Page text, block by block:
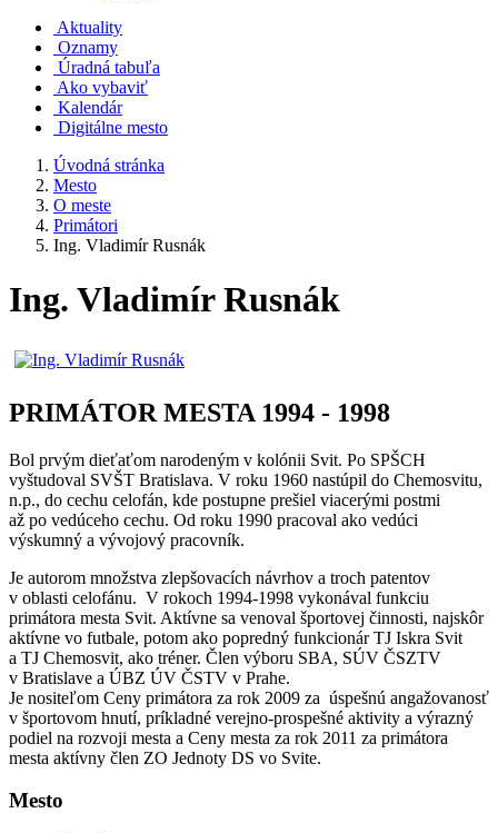
Aktuality
Oznamy
Úradná tabuľa
Ako vybaviť
Kalendár
Digitálne mesto
Úvodná stránka
Mesto
O meste
Primátori
Ing. Vladimír Rusnák
Ing. Vladimír Rusnák
PRIMÁTOR MESTA 1994 - 1998
Bol prvým dieťaťom narodeným v kolónii Svit. Po SPŠCH
vyštudoval SVŠT Bratislava. V roku 1960 nastúpil do Chemosvitu,
n.p., do cechu celofán, kde postupne prešiel viacerými postmi
až po vedúceho cechu. Od roku 1990 pracoval ako vedúci
výskumný a vývojový pracovník.
Je autorom množstva zlepšovacích návrhov a troch patentov
v oblasti celofánu. V rokoch 1994-1998 vykonával funkciu
primátora mesta Svit. Aktívne sa venoval športovej činnosti, najskôr
aktívne vo futbale, potom ako popredný funkcionár TJ Iskra Svit
a TJ Chemosvit, ako tréner. Člen výboru SBA, SÚV ČSZTV
v Bratislave a ÚBZ ÚV ČSTV v Prahe.
Je nositeľom Ceny primátora za rok 2009 za úspešnú angažovanosť
v športovom hnutí, príkladné verejno-prospešné aktivity a výrazný
podiel na rozvoji mesta a Ceny mesta za rok 2011 za primátora
mesta aktívny člen ZO Jednoty DS vo Svite.
Mesto